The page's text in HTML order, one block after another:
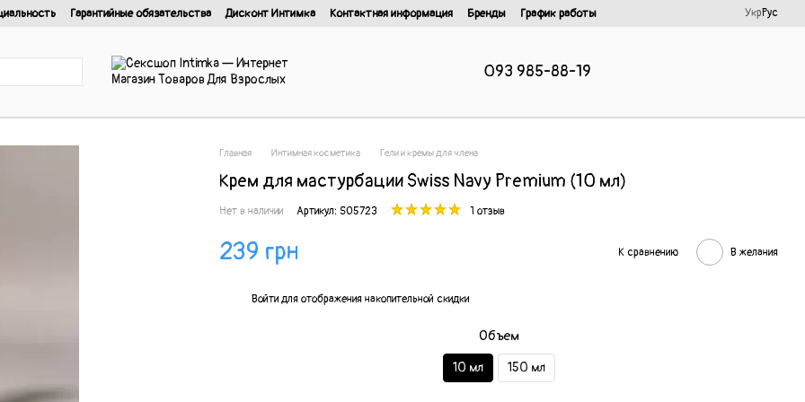
Гарантийные обязательства Дисконт Интимка Контактная информация Бренды
График работы
УкрРус
093 985-88-19
Главная Интимная косметика Гели и кремы для члена
Крем для мастурбации Swiss Navy Premium (10 мл)
Нет в наличии Артикул: SO5723 1 отзыв
239 грн К сравнению В желания
Войти для отображения накопительной скидки
Объем
10 мл 150 мл